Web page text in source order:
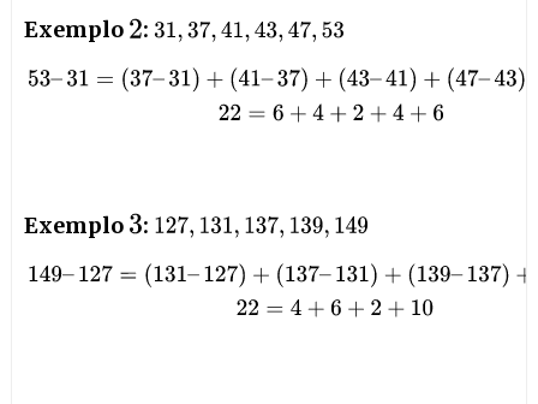
Exemplo 2: 31,37,41, 43,47,53
53 –31 =(37–31)+ ( 41– 37)+(43–41 )+ 47–43)+(53– 47)22=6+4
Exemplo 3: 127,131,137 139,149
149–127=(131–127 )+(137– 131)+(139–137)+(149–139)22 =4